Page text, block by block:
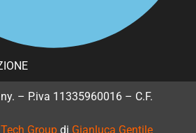
– P.iva 11335960016 – C.F.
Group di Gianluca Gentile